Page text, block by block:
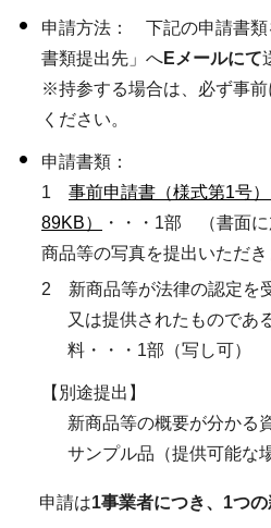
申請方法： 下記の申請書類
書類提出先」へEメールにて
※持参する場合は、必ず事
ください。
申請書類：
1 事前申請書（様式第1号）
89KB）
・・・1部 （書面
商品等の写真を提出いただき
2 新商品等が法律の認定を
又は提供されたものであ
料・・・1部（写し可）
【別途提出】
新商品等の概要が分かる
サンプル品（提供可能な
申請は1事業者につき、1つ